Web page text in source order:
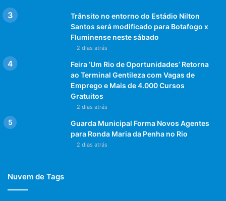
Merco Noroeste
Trânsito no entorno do Estádio Nilton
Santos será modificado para Botafogo x
Fluminense neste sábado
2 dias atrás
Feira ‘Um Rio de Oportunidades’ Retorna
ao Terminal Gentileza com Vagas de
Emprego e Mais de 4.000 Cursos
Gratuitos
2 dias atrás
Guarda Municipal Forma Novos Agentes
para Ronda Maria da Penha no Rio
2 dias atrás
Nuvem de Tags